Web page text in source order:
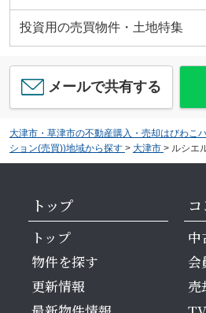
投資用の売買物件・土地特集
メールで共有する
大津市・草津市の不動産購入・売却はびわこ
ション(売買))地域から探す > 大津市 > ルシエ
トップ
トップ
物件を探す
更新情報
中
会
売